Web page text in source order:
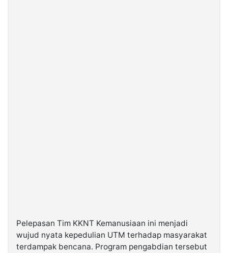
Pelepasan Tim KKNT Kemanusiaan ini menjadi
wujud nyata kepedulian UTM terhadap masyarakat
terdampak bencana. Program pengabdian tersebut